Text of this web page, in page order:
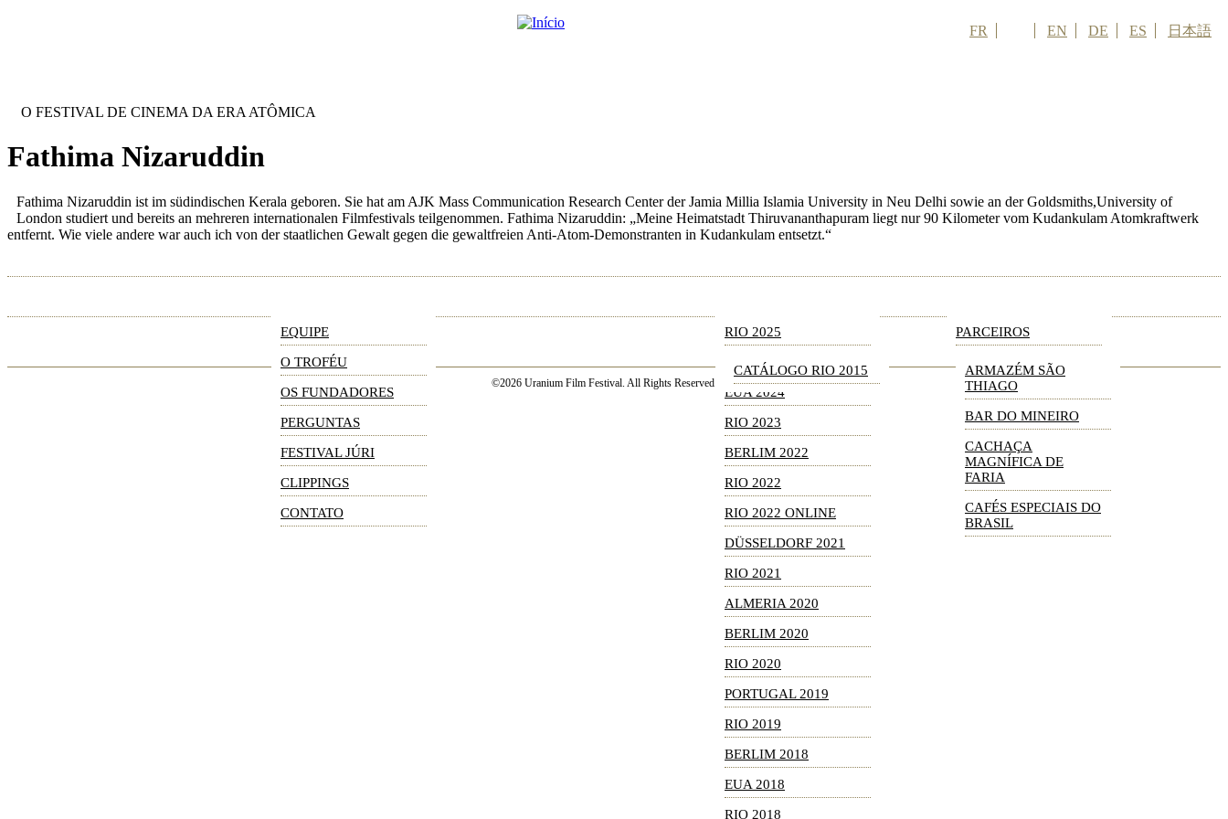
FR EN DE ES 日本語
O FESTIVAL DE CINEMA DA ERA ATÔMICA
Fathima Nizaruddin
Fathima Nizaruddin ist im südindischen Kerala geboren. Sie hat am AJK Mass Communication Research Center der Jamia Millia Islamia University in Neu Delhi sowie an der Goldsmiths,University of
London studiert und bereits an mehreren internationalen Filmfestivals teilgenommen. Fathima Nizaruddin: „Meine Heimatstadt Thiruvananthapuram liegt nur 90 Kilometer vom Kudankulam Atomkraftwerk
entfernt. Wie viele andere war auch ich von der staatlichen Gewalt gegen die gewaltfreien Anti-Atom-Demonstranten in Kudankulam entsetzt.“
EQUIPE
O TROFÉU
OS FUNDADORES
PERGUNTAS
FESTIVAL JÚRI
CLIPPINGS
CONTATO
RIO 2025
RIO 2024
EUA 2024
RIO 2023
BERLIM 2022
RIO 2022
RIO 2022 ONLINE
DÜSSELDORF 2021
RIO 2021
ALMERIA 2020
BERLIM 2020
RIO 2020
PORTUGAL 2019
RIO 2019
BERLIM 2018
EUA 2018
RIO 2018
CATÁLOGO RIO 2015
PARCEIROS
ARMAZÉM SÃO
THIAGO
BAR DO MINEIRO
CACHAÇA
MAGNÍFICA DE
FARIA
CAFÉS ESPECIAIS DO
BRASIL
©2026 Uranium Film Festival. All Rights Reserved.